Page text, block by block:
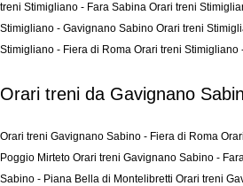
treni Stimigliano - Fara Sabina Orari treni
Stimigliano - Gavignano Sabino Orari treni
Stimigliano - Fiera di Roma Orari treni Stimigliano
Orari treni da Gavignano
Orari treni Gavignano Sabino - Fiera di Roma
Poggio Mirteto Orari treni Gavignano Sabino -
Sabino - Piana Bella di Montelibretti Orari treni